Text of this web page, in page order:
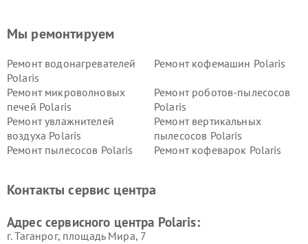
Мы ремонтируем
Ремонт водонагревателей
Polaris
Ремонт кофемашин Polaris
Ремонт микроволновых
печей Polaris
Ремонт роботов-пылесосов
Polaris
Ремонт увлажнителей
воздуха Polaris
Ремонт вертикальных
пылесосов Polaris
Ремонт пылесосов Polaris
Ремонт кофеварок Polaris
Контакты сервис центра
Адрес сервисного центра Polaris:
г. Таганрог, площадь Мира, 7